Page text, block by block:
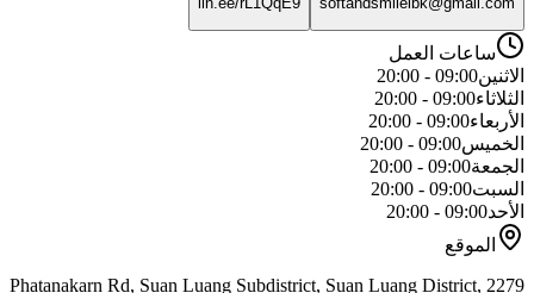
ساعات العمل
الاثنين09:00 - 20:00
الثلاثاء09:00 - 20:00
الأربعاء09:00 - 20:00
الخميس09:00 - 20:00
الجمعة09:00 - 20:00
السبت09:00 - 20:00
الأحد09:00 - 20:00
الموقع
2279 Phatanakarn Rd, Suan Luang Subdistrict, Suan Luang District,